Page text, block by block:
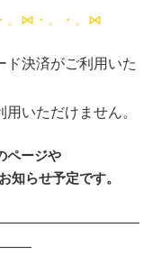
。⋈・。・。⋈
ド決済がご利用いた
いただけません。
ページや
知らせ予定です。